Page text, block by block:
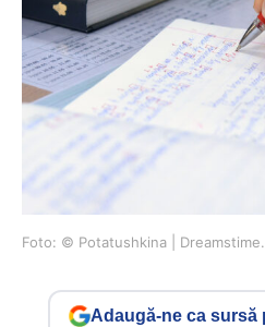
Foto: © Potatushkina |
Adaugă-ne ca sursă